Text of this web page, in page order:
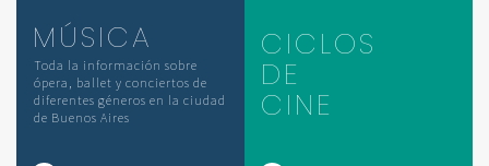
MÚSICA
Toda la información sobre
ópera, ballet y conciertos de
diferentes géneros en la ciudad
de Buenos Aires
CICLOS
DE
CINE